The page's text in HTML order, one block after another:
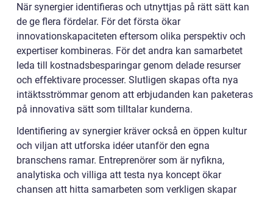
När synergier identifieras och utnyttjas på rätt sätt kan
de ge flera fördelar. För det första ökar
innovationskapaciteten eftersom olika perspektiv och
expertiser kombineras. För det andra kan samarbetet
leda till kostnadsbesparingar genom delade resurser
och effektivare processer. Slutligen skapas ofta nya
intäktsströmmar genom att erbjudanden kan paketeras
på innovativa sätt som tilltalar kunderna.
Identifiering av synergier kräver också en öppen kultur
och viljan att utforska idéer utanför den egna
branschens ramar. Entreprenörer som är nyfikna,
analytiska och villiga att testa nya koncept ökar
chansen att hitta samarbeten som verkligen skapar